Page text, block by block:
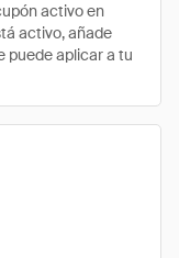
activo en
activo, añade
puede aplicar a tu